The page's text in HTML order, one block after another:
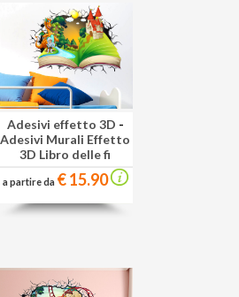
Adesivi effetto 3D -
Adesivi Murali Effetto
3D Libro delle fi
a partire da € 15.90